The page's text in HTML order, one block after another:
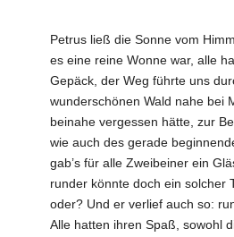
Petrus ließ die Sonne vom
es eine reine Wonne war, alle
Gepäck, der Weg führte uns
wunderschönen Wald nahe bei
beinahe vergessen hätte, zur
wie auch des gerade
gab’s für alle Zweibeiner ein
runder könnte doch ein solcher
oder? Und er verlief auch so:
Alle hatten ihren Spaß, sowohl